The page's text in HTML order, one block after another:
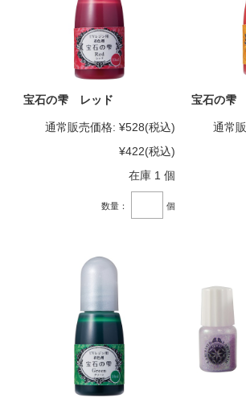
宝石の雫 レッド
通常販売価格: ¥528(税込)
¥422(税込)
在庫 1 個
数量： 個
宝石の雫
通常